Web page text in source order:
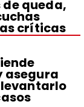
queda,
críticas
asegura